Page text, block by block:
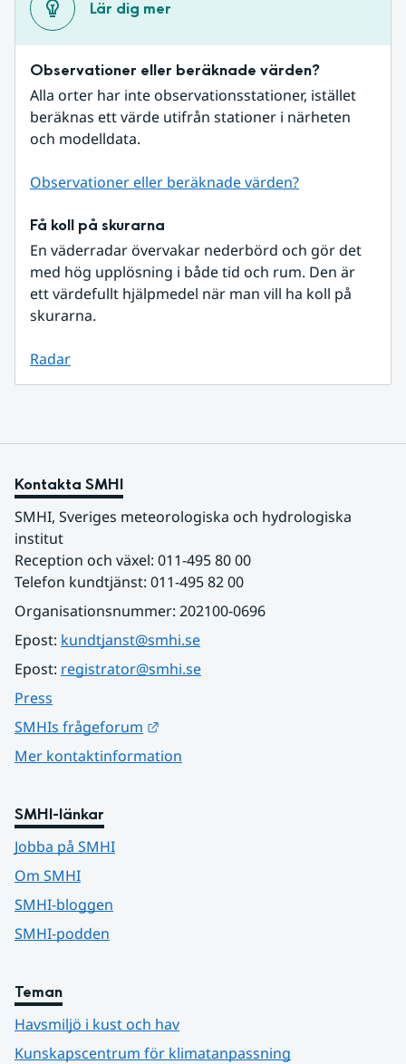
Lär dig mer
Observationer eller beräknade värden?
Alla orter har inte observationsstationer, istället
beräknas ett värde utifrån stationer i närheten
och modelldata.
Observationer eller beräknade värden?
Få koll på skurarna
En väderradar övervakar nederbörd och gör det
med hög upplösning i både tid och rum. Den är
ett värdefullt hjälpmedel när man vill ha koll på
skurarna.
Radar
Kontakta SMHI
SMHI, Sveriges meteorologiska och hydrologiska
institut
Reception och växel: 011-495 80 00
Telefon kundtjänst: 011-495 82 00
Organisationsnummer: 202100-0696
Epost: kundtjanst@smhi.se
Epost: registrator@smhi.se
Press
SMHIs frågeforum
Mer kontaktinformation
SMHI-länkar
Jobba på SMHI
Om SMHI
SMHI-bloggen
SMHI-podden
Teman
Havsmiljö i kust och hav
Kunskapscentrum för klimatanpassning